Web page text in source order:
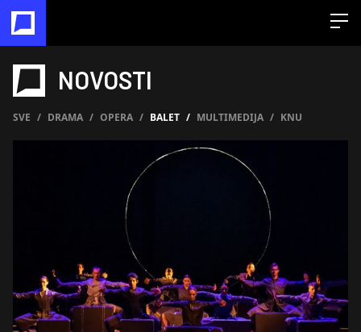
NOVOSTI
SVE / DRAMA / OPERA / BALET / MULTIMEDIJA / KNU